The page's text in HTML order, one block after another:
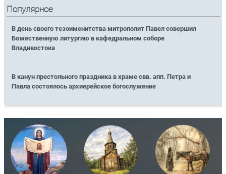
Популярное
В день своего тезоименитства митрополит Павел совершил
Божественную литургию в кафедральном соборе
Владивостока
В канун престольного праздника в храме свв. апп. Петра и
Павла состоялось архиерейское богослужение